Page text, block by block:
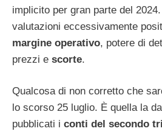
implicito per gran parte del
valutazioni eccessivamente
margine operativo, potere di
prezzi e scorte.
Qualcosa di non corretto che
lo scorso 25 luglio. È quella la
pubblicati i conti del secondo